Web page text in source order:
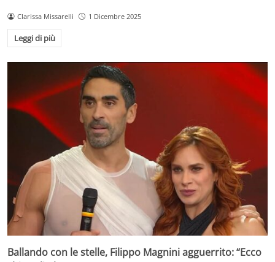
Clarissa Missarelli 1 Dicembre 2025
Leggi di più
Ballando con le stelle, Filippo Magnini agguerrito: “Ecco